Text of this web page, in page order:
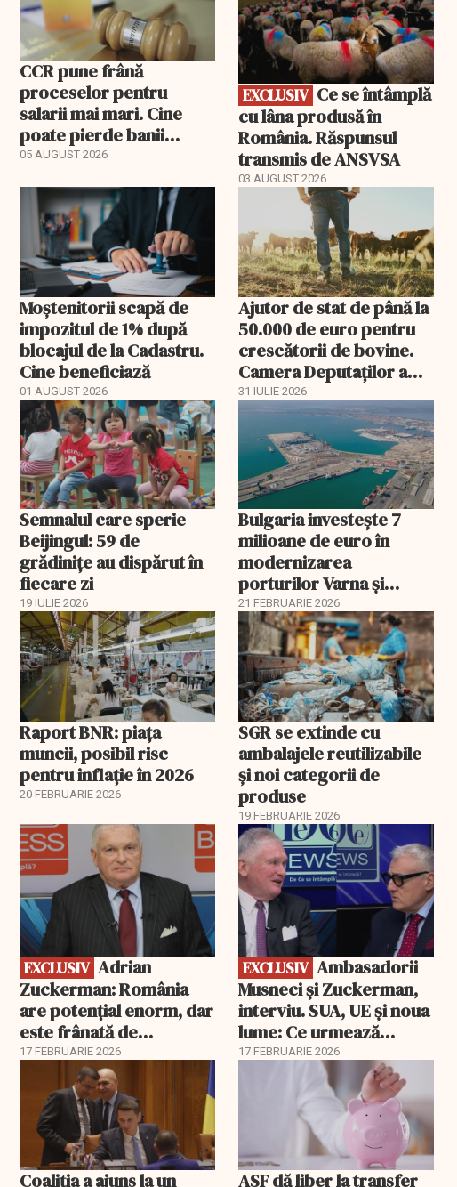
CCR pune frână
proceselor pentru
salarii mai mari. Cine
poate pierde banii
ceruți statului
05 AUGUST 2026
EXCLUSIV
cu lâna produsă în
România. Răspunsul
transmis de ANSVSA
03 AUGUST 2026
Moștenitorii scapă de
impozitul de 1% după
blocajul de la Cadastru.
Cine beneficiază
01 AUGUST 2026
Ajutor de stat de până la
50.000 de euro pentru
crescătorii de bovine.
Camera Deputaților a
aprobat schema
31 IULIE 2026
Semnalul care sperie
Beijingul: 59 de
grădinițe au dispărut în
fiecare zi
19 IULIE 2026
Bulgaria investește 7
milioane de euro în
modernizarea
porturilor Varna și
Burgas
21 FEBRUARIE 2026
Raport BNR: piața
muncii, posibil risc
pentru inflație în 2026
20 FEBRUARIE 2026
SGR se extinde cu
ambalajele reutilizabile
și noi categorii de
produse
19 FEBRUARIE 2026
EXCLUSIV
EXCLUSIV
Zuckerman: România
are potențial enorm, dar
este frânată de
corupție, companii de
stat și influența
propagandei ruse
17 FEBRUARIE 2026
EXCLUSIV
EXCLUSIV Ambasadorii
Musneci și Zuckerman,
interviu. SUA, UE și noua
lume: Ce urmează
pentru România
17 FEBRUARIE 2026
Coaliția a ajuns la un ASF dă liber la transfer